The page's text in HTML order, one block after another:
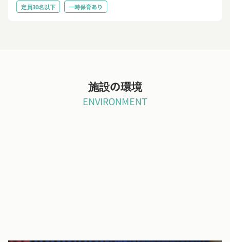
定員30名以下 一時保育あり
施設の環境
ENVIRONMENT